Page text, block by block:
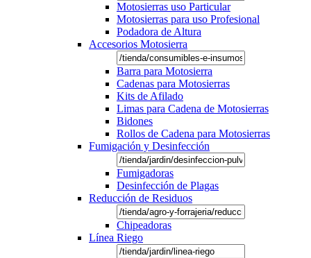
Motosierras uso Particular
Motosierras para uso Profesional
Podadora de Altura
Accesorios Motosierra
Barra para Motosierra
Cadenas para Motosierras
Kits de Afilado
Limas para Cadena de Motosierras
Bidones
Rollos de Cadena para Motosierras
Fumigación y Desinfección
Fumigadoras
Desinfección de Plagas
Reducción de Residuos
Chipeadoras
Línea Riego